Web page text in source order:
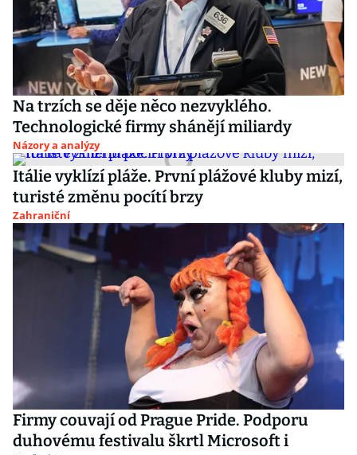
Na trzích se děje něco nezvyklého.
Technologické firmy shánějí miliardy
Názory a analýzy
Itálie vyklízí pláže. První plážové kluby mizí,
turisté změnu pocítí brzy
Zahraniční
Firmy couvají od Prague Pride. Podporu
duhovému festivalu škrtl Microsoft i